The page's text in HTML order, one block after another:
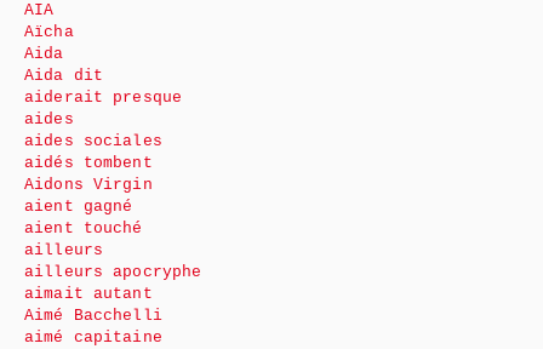
AIA
Aïcha
Aida
Aida dit
aiderait presque
aides
aides sociales
aidés tombent
Aidons Virgin
aient gagné
aient touché
ailleurs
ailleurs apocryphe
aimait autant
Aimé Bacchelli
aimé capitaine